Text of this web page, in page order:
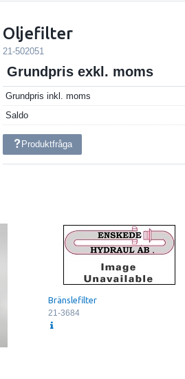
Oljefilter
21-502051
Grundpris exkl. moms
Grundpris inkl. moms
Saldo
Produktfråga
Bränslefilter
21-3684